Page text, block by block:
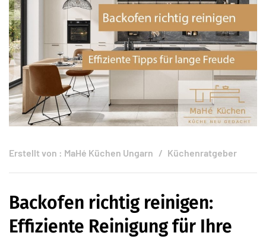
Erstellt von : MaHé Küchen Ungarn Küchenratgeber
Backofen richtig reinigen:
Effiziente Reinigung für Ihre